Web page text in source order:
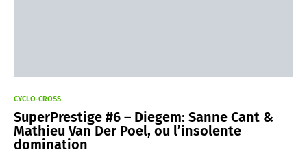
CYCLO-CROSS
SuperPrestige #6 – Diegem: Sanne Cant &
Mathieu Van Der Poel, ou l’insolente
domination